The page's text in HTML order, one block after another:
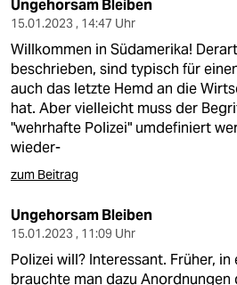
Ungehorsam Bleiben
15.01.2023 , 14:47 Uhr
Willkommen in Südamerika!
beschrieben, sind typisch für
auch das letzte Hemd an die
hat. Aber vielleicht muss der
"wehrhafte Polizei" umdefiniert
wieder-
zum Beitrag
Ungehorsam Bleiben
15.01.2023 , 11:09 Uhr
Polizei will? Interessant. Früher,
brauchte man dazu Anordnungen